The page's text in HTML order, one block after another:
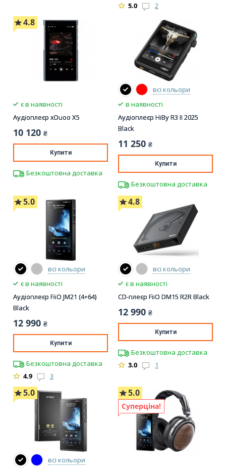
5.0
2
4.8
є в наявності
Аудіоплеєр xDuoo X5
10 120 ₴
Купити
Безкоштовна доставка
всі кольори
в наявності
Аудіоплеєр HiBy R3 II 2025
Black
11 250 ₴
Купити
Безкоштовна доставка
5.0
всі кольори
є в наявності
Аудіоплеєр FiiO JM21 (4+64)
Black
12 990 ₴
Купити
Безкоштовна доставка
4.9
3
4.8
всі кольори
є в наявності
CD-плеєр FiiO DM15 R2R Black
12 990 ₴
Купити
Безкоштовна доставка
3.0
1
5.0
всі кольори
5.0
Суперціна!